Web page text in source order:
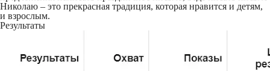
Николаю – это прекрасная традиция, которая нравится и детям,
и взрослым.
Результаты